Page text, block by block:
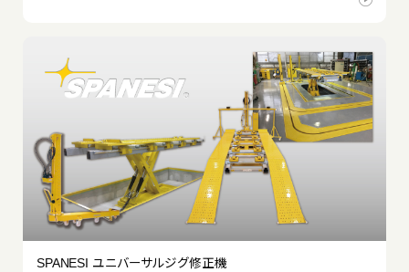
SPANESI ユニバーサルジグ修正機